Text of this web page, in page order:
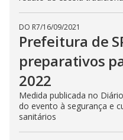
DO R7/16/09/2021
Prefeitura de
preparativos
2022
Medida publicada no
do evento à segurança e
sanitários